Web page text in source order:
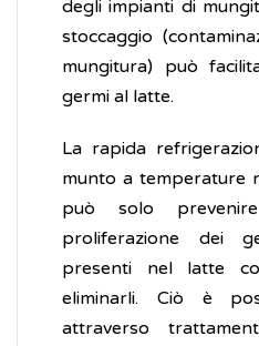
degli impianti di
stoccaggio
mungitura) può
germi al latte.
La rapida
munto a temperature
può solo
proliferazione dei
presenti nel latte
eliminarli. Ciò è
attraverso